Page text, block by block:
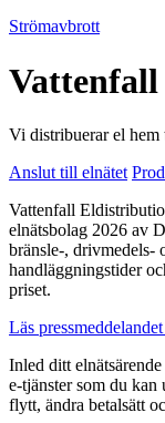
Strömavbrott
Vi distribuerar el
Anslut till elnätet
Vattenfall
elnätsbolag 2026 av
bränsle-, drivmedels-
handläggningstider
priset.
Läs
Inled ditt
e-tjänster som du kan
flytt, ändra betalsätt